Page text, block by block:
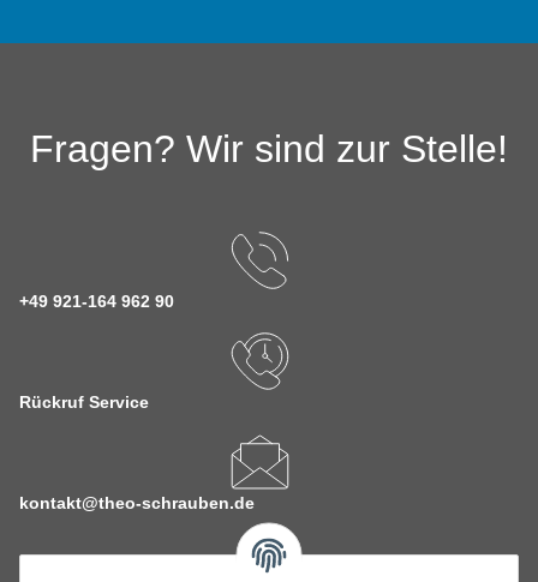
Fragen? Wir sind zur Stelle!
+49 921-164 962 90
Rückruf Service
kontakt@theo-schrauben.de